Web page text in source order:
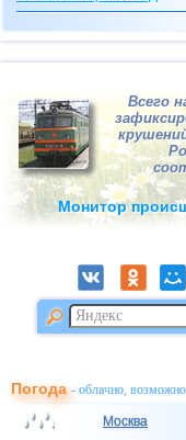
Макаров О.В., Самсонова
Описание кредитного
Видения с
Макаров О.В.
Долгосрочные прогнозы
Макаров О.В.
"Ксанф, выпей море!"
ситуацию в Мексиканском
Маслов А.В.
Геотаргетинг с точки
Маслов А.В.
Макаров О.В.
МониторингОРВИи
Всего
Монитор
Погода- облачно,
Москва